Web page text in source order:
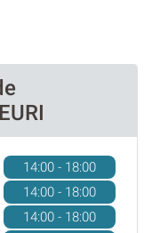
14:00 - 18:00
14:00 - 18:00
14:00 - 18:00